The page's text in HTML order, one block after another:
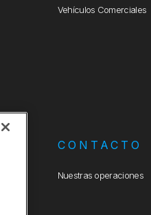
Vehículos Comerciales
CONTACTO
Nuestras operaciones